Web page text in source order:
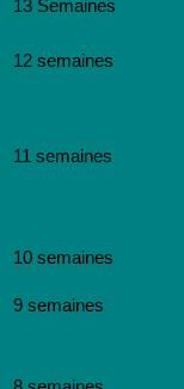
13 Semaines
12 semaines
11 semaines
10 semaines
9 semaines